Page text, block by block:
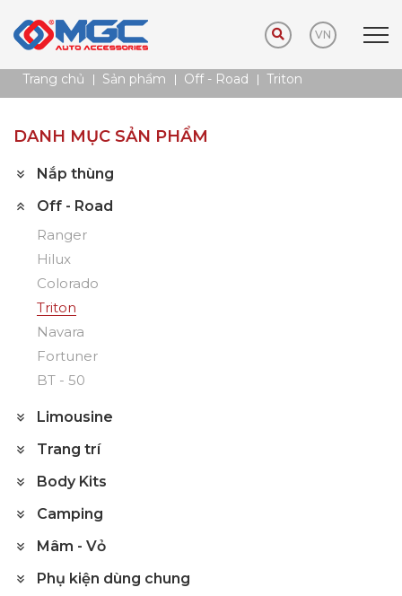
VN
Trang chủ Sản phẩm Off - Road Triton
DANH MỤC SẢN PHẨM
Nắp thùng
Off - Road
Ranger
Hilux
Colorado
Triton
Navara
Fortuner
BT - 50
Limousine
Trang trí
Body Kits
Camping
Mâm - Vỏ
Phụ kiện dùng chung